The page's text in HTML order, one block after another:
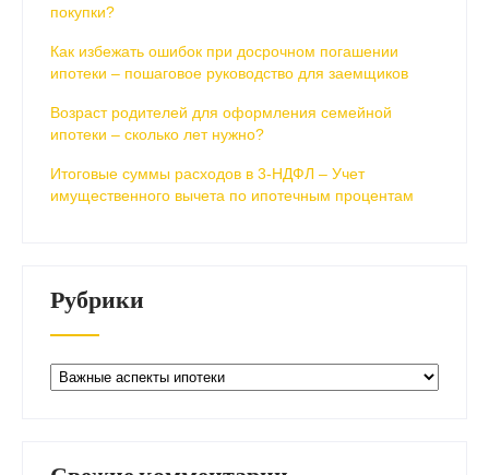
покупки?
Как избежать ошибок при досрочном погашении
ипотеки – пошаговое руководство для заемщиков
Возраст родителей для оформления семейной
ипотеки – сколько лет нужно?
Итоговые суммы расходов в 3-НДФЛ – Учет
имущественного вычета по ипотечным процентам
Рубрики
Рубрики